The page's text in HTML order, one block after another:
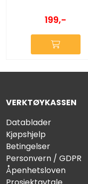
199,-
VERKTØYKASSEN
Datablader
Kjøpshjelp
Betingelser
Personvern / GDPR
Åpenhetsloven